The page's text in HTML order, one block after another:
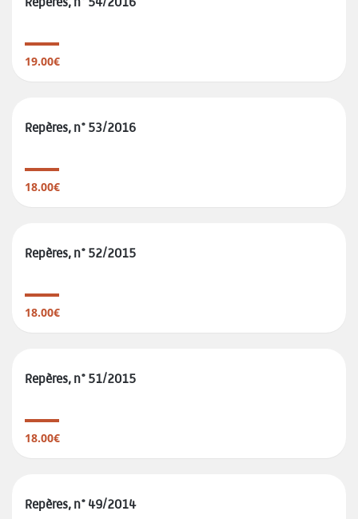
19.00€
Repères, n° 53/2016
18.00€
Repères, n° 52/2015
18.00€
Repères, n° 51/2015
18.00€
Repères, n° 49/2014